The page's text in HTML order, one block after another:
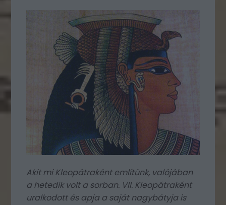
Akit mi Kleopátraként említünk, valójában
a hetedik volt a sorban. VII. Kleopátraként
uralkodott és apja a saját nagybátyja is